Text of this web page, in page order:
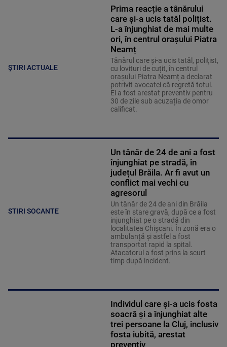
ȘTIRI ACTUALE
Prima reacție a tânărului
care și-a ucis tatăl polițist.
L-a înjunghiat de mai multe
ori, în centrul orașului Piatra
Neamț
Tânărul care și-a ucis tatăl, polițist,
cu lovituri de cuțit, în centrul
orașului Piatra Neamț a declarat
potrivit avocatei că regretă totul.
El a fost arestat preventiv pentru
30 de zile sub acuzația de omor
calificat.
STIRI SOCANTE
Un tânăr de 24 de ani a fost
înjunghiat pe stradă, în
județul Brăila. Ar fi avut un
conflict mai vechi cu
agresorul
Un tânăr de 24 de ani din Brăila
este în stare gravă, după ce a fost
injunghiat pe o stradă din
localitatea Chișcani. În zonă era o
ambulanță și astfel a fost
transportat rapid la spital.
Atacatorul a fost prins la scurt
timp după incident.
Individul care și-a ucis fosta
soacră și a înjunghiat alte
trei persoane la Cluj, inclusiv
fosta iubită, arestat
preventiv